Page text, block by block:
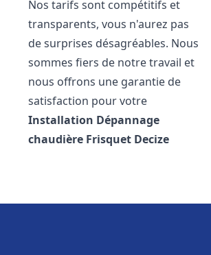
Nos tarifs sont compétitifs et
transparents, vous n'aurez pas
de surprises désagréables. Nous
sommes fiers de notre travail et
nous offrons une garantie de
satisfaction pour votre
Installation Dépannage
chaudière Frisquet Decize